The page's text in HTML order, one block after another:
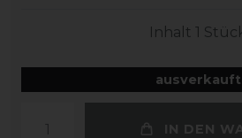
Inhalt 1
ausverkauft
IN DEN